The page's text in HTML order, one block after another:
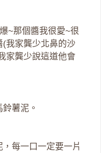
~那個醬我很愛~很
我家龔少北鼻的沙
家龔少說這道他會
薯泥。
每一口一定要一片